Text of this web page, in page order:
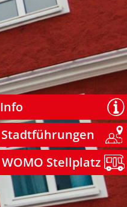
Info
Stadtführungen
WOMO Stellplatz